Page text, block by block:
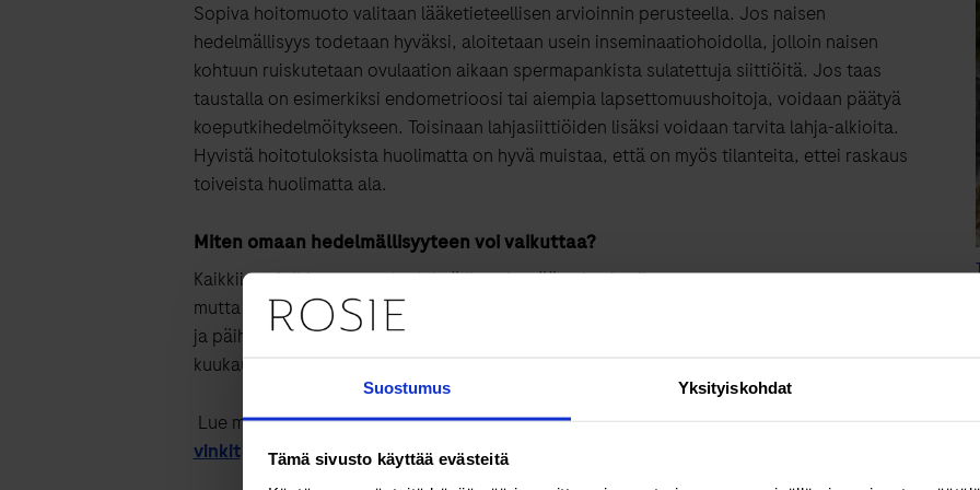
Suostumus Yksityiskohdat
Tämä sivusto käyttää evästeitä
Sopiva hoitomuoto valitaan lääketieteellisen arvioinnin perusteella. Jos naisen
hedelmällisyys todetaan hyväksi, aloitetaan usein inseminaatiohoidolla, jolloin naisen
kohtuun ruiskutetaan ovulaation aikaan spermapankista sulatettuja siittiöitä. Jos taas
taustalla on esimerkiksi endometrioosi tai aiempia lapsettomuushoitoja, voidaan päätyä
koeputkihedelmöitykseen. Toisinaan lahjasiittiöiden lisäksi voidaan tarvita lahja-alkioita.
Hyvistä hoitotuloksista huolimatta on hyvä muistaa, että on myös tilanteita, ettei raskaus
toiveista huolimatta ala.
Miten omaan hedelmällisyyteen voi vaikuttaa?
Kaikkiin asioihin omassa hedelmällisyydessään ei voi vaikuttaa,
mutta
hedelmällisyyttä tukevat terveelliset elämäntavat, normaalipaino
ja päihteettömyys.D-vitamiinin ja foolihapon käyttö on hyvä aloittaa viimeistään paria
kuukautta ennen raskauden yrittämistä.
Lue myös:Miten maksimoida raskaaksi tulon todennäköisyys? Lue gynekologin
vinkit